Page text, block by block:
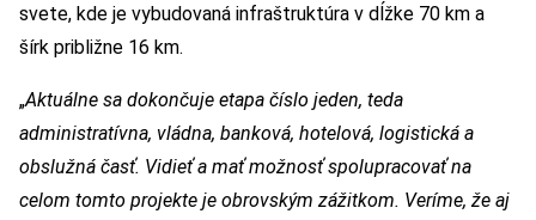
svete, kde je vybudovaná infraštruktúra v dĺžke 70 km a
šírk približne 16 km.
„Aktuálne sa dokončuje etapa číslo jeden, teda
administratívna, vládna, banková, hotelová, logistická a
obslužná časť. Vidieť a mať možnosť spolupracovať na
celom tomto projekte je obrovským zážitkom. Veríme, že aj